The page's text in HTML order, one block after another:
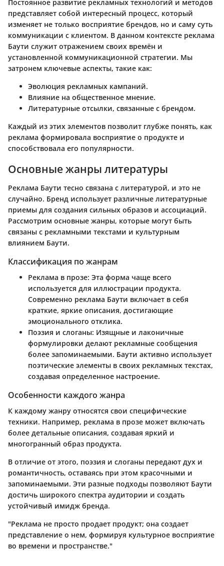
Постоянное развитие рекламных технологий и методов
представляет собой интересный процесс, который
изменяет не только восприятие брендов, но и саму суть
коммуникации с клиентом. В данном контексте реклама
Баути служит отражением своих времён и
установленной коммуникационной стратегии. Мы
затронем ключевые аспекты, такие как:
Эволюция рекламных кампаний.
Влияние на общественное мнение.
Литературные отсылки, связанные с брендом.
Каждый из этих элементов позволит глубже понять, как
реклама формировала восприятие о продукте и
способствовала его популярности.
Основные жанры литературы
Реклама Баути тесно связана с литературой, и это не
случайно. Бренд использует различные литературные
приемы для создания сильных образов и ассоциаций.
Рассмотрим основные жанры, которые могут быть
связаны с рекламными текстами и культурным
влиянием Баути.
Классификация по жанрам
Реклама в прозе: Эта форма чаще всего
используется для иллюстрации продукта.
Современно реклама Баути включает в себя
краткие, яркие описания, достигающие
эмоционального отклика.
Поэзия и слоганы: Изящные и лаконичные
формулировки делают рекламные сообщения
более запоминаемыми. Баути активно использует
поэтические элементы в своих рекламных текстах,
создавая определенное настроение.
Особенности каждого жанра
К каждому жанру относятся свои специфические
техники. Например, реклама в прозе может включать
более детальные описания, создавая яркий и
многогранный образ продукта.
В отличие от этого, поэзия и слоганы передают дух и
романтичность, оставаясь при этом красочными и
запоминаемыми. Эти разные подходы позволяют Баути
достичь широкого спектра аудитории и создать
устойчивый имидж бренда.
"Реклама не просто продает продукт; она создает
представление о нем, формируя культурное восприятие
во времени и пространстве."